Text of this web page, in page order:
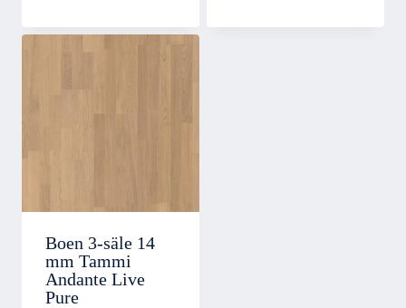
Boen 3-säle 14
mm Tammi
Andante Live
Pure